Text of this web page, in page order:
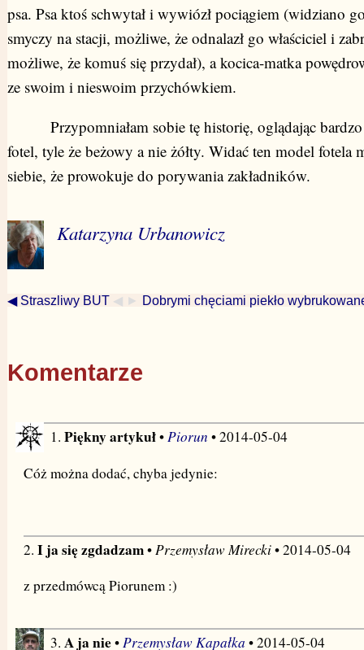
psa. Psa ktoś schwytał i wywiózł pociągiem (widziano
smyczy na stacji, możliwe, że odnalazł go właściciel i
możliwe, że komuś się przydał), a kocica-matka
ze swoim i nieswoim przychówkiem.
Przypomniałam sobie tę historię, oglądając
fotel, tyle że beżowy a nie żółty. Widać ten model fotela
siebie, że prowokuje do porywania zakładników.
Katarzyna Urbanowicz
◀ Straszliwy BUT ◀ ► Dobrymi chęciami piekło
Komentarze
1. Piękny artykuł•Piorun • 2014-05-04
Cóż można dodać, chyba jedynie:
2. I ja się zgdadzam• Przemysław Mirecki• 2014-05-04
z przedmówcą Piorunem :)
3. A ja nie•Przemysław Kapałka • 2014-05-04